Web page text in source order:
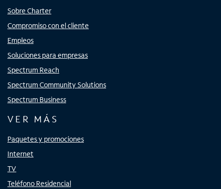
Sobre Charter
Compromiso con el cliente
Empleos
Soluciones para empresas
Spectrum Reach
Spectrum Community Solutions
Spectrum Business
VER MÁS
Paquetes y promociones
Internet
TV
Teléfono Residencial